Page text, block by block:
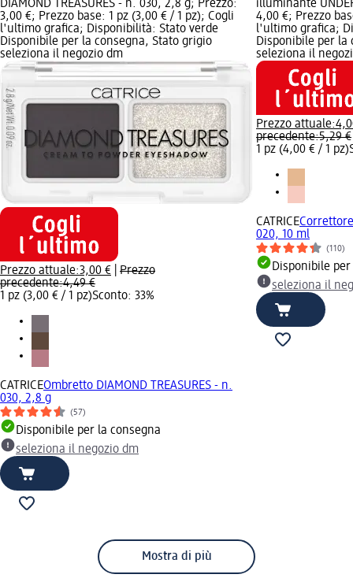
DIAMOND TREASURES - n. 030, 2,8 g; Prezzo:
3,00 €; Prezzo base: 1 pz (3,00 € / 1 pz); Cogli
l'ultimo grafica; Disponibilità: Stato verde
Disponibile per la consegna, Stato grigio
seleziona il negozio dm
Prezzo attuale:3,00 €
Prezzo
precedente:4,49 €
1 pz (3,00 € / 1 pz)Sconto: 33%
CATRICEOmbretto DIAMOND TREASURES - n.
030, 2,8 g
(57)
Disponibile per la consegna
seleziona il negozio dm
illuminante
4,00 €; Prezzo
l'ultimo grafica;
Disponibile per la
seleziona il
Prezzo attuale:
precedente:5,29 €
1 pz (4,00 € / 1 pz)
CATRICE
020, 10 ml
(110)
Disponibile
seleziona il
Mostra di più